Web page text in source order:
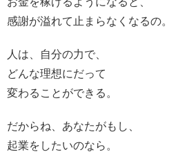
感謝が溢れて止まらなくなるの。
人は、自分の力で、
どんな理想にだって
変わることができる。
だからね、あなたがもし、
起業をしたいのなら。